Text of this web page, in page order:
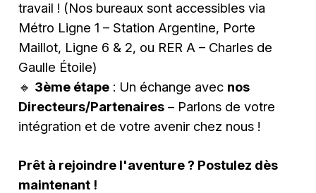
travail ! (Nos bureaux sont accessibles via
Métro Ligne 1 – Station Argentine, Porte
Maillot, Ligne 6 & 2, ou RER A – Charles de
Gaulle Étoile)
🔹 3ème étape : Un échange avec nos
Directeurs/Partenaires – Parlons de votre
intégration et de votre avenir chez nous !
Prêt à rejoindre l'aventure ? Postulez dès
maintenant !